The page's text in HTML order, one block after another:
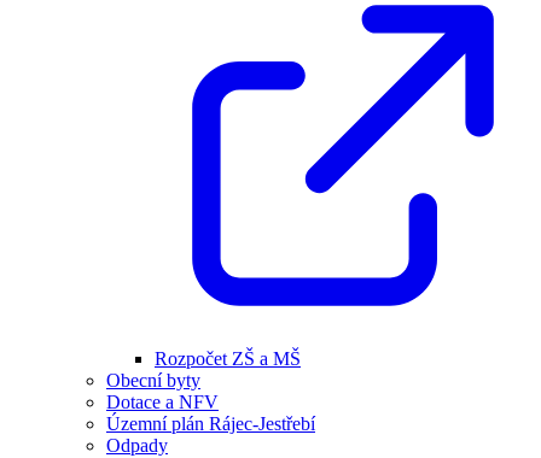
Rozpočet ZŠ a MŠ
Obecní byty
Dotace a NFV
Územní plán Rájec-Jestřebí
Odpady